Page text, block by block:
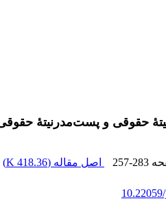
حقوقی و پست‌مدرنیتۀ
257-283 اصل مقاله (418.36 K
)